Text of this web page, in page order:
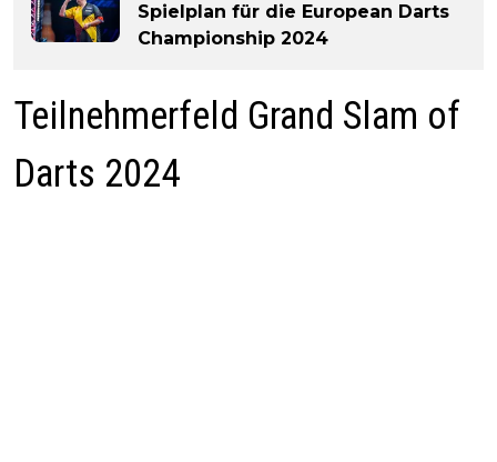
Spielplan für die European Darts
Championship 2024
Teilnehmerfeld Grand Slam of
Darts 2024